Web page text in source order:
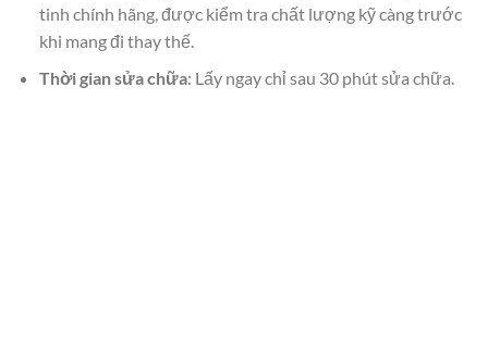
tinh chính hãng, được kiểm tra chất lượng kỹ càng trước
khi mang đi thay thế.
Thời gian sửa chữa: Lấy ngay chỉ sau 30 phút sửa chữa.